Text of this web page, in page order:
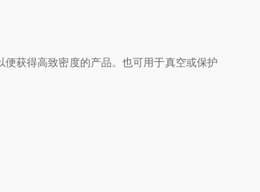
获得高致密度的产品。也可用于真空或保护